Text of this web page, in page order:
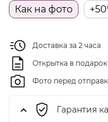
Как на фото
Доставка за 2 часа
Открытка в подарок
Фото перед
Гарантия